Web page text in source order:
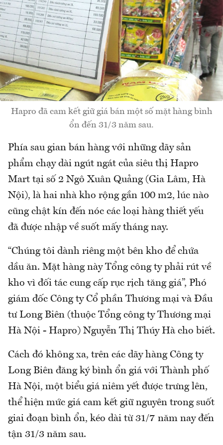
Hapro đã cam kết giữ giá bán một số mặt hàng bình
ổn đến 31/3 năm sau.
Phía sau gian bán hàng với những dãy sản
phẩm chạy dài ngút ngát của siêu thị Hapro
Mart tại số 2 Ngô Xuân Quảng (Gia Lâm, Hà
Nội), là hai nhà kho rộng gần 100 m2, lúc nào
cũng chật kín đến nóc các loại hàng thiết yếu
đã được nhập về suốt mấy tháng nay.
“Chúng tôi dành riêng một bên kho để chứa
dầu ăn. Mặt hàng này Tổng công ty phải rút về
kho vì đối tác cung cấp rục rịch tăng giá”, Phó
giám đốc Công ty Cổ phần Thương mại và Đầu
tư Long Biên (thuộc Tổng công ty Thương mại
Hà Nội - Hapro) Nguyễn Thị Thúy Hà cho biết.
Cách đó không xa, trên các dãy hàng Công ty
Long Biên đăng ký bình ổn giá với Thành phố
Hà Nội, một biểu giá niêm yết được trưng lên,
thể hiện mức giá cam kết giữ nguyên trong suốt
giai đoạn bình ổn, kéo dài từ 31/7 năm nay đến
tận 31/3 năm sau.